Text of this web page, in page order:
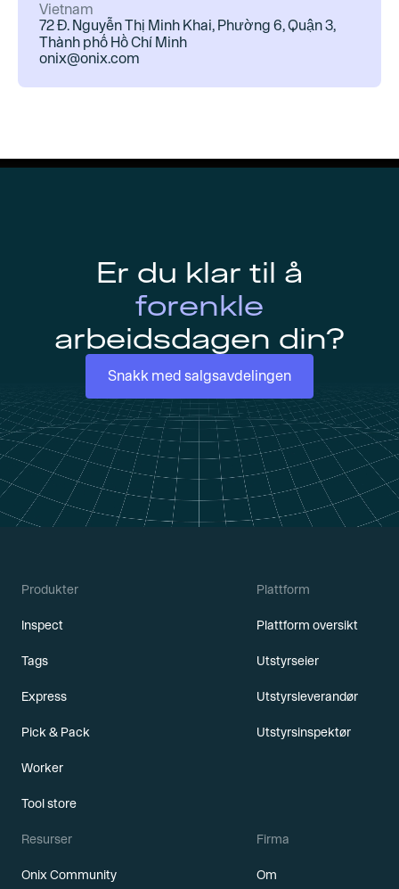
Vietnam
72 Đ. Nguyễn Thị Minh Khai, Phường 6, Quận 3,
Thành phố Hồ Chí Minh
onix@onix.com
Er du klar til å
forenkle
arbeidsdagen din?
Snakk med salgsavdelingen
Produkter
Inspect
Tags
Express
Pick & Pack
Worker
Tool store
Plattform
Plattform oversikt
Utstyrseier
Utstyrsleverandør
Utstyrsinspektør
Resurser
Onix Community
Firma
Om